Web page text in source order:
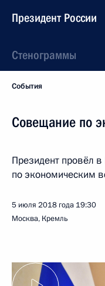
Президент России
Стенограммы
События
Совещание по
Президент провёл
по экономическим
5 июля 2018 года 19:30
Москва, Кремль